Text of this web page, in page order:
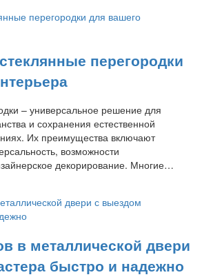
перегородки
– универсальное решение для
и сохранения естественной
Их преимущества включают
возможности
декорирование. Многие…
в металлической двери
быстро и надежно